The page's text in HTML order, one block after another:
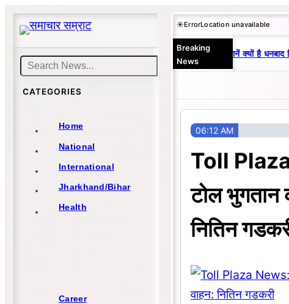
Skip
content
Search
CATEGORIES
Home
National
International
Jharkhand/Bihar
Health
Career
☀️ErrorLocation unavailable
Breaking
News
25 वर्षों से एकछत्र मनोज-विनय राज : जानें क्यों है धनबाद
06:12 AM
Toll
टोल भुगतान
नितिन